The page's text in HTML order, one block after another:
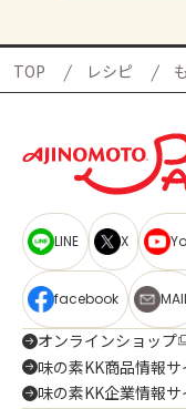
TOP レシピ
LINE X
facebook
オンラインショップ
味の素KK商品情報サ
味の素KK企業情報サ